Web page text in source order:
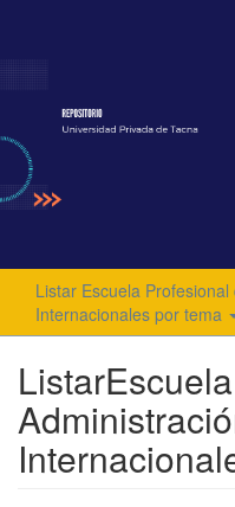
Listar Escuela
Internacionales por tema